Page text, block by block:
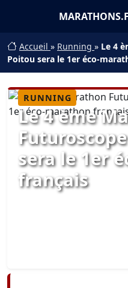
Accueil » Running » Le 4
Poitou sera le 1er éco-
RUNNING
Le 4 ème
sera le 1er
français